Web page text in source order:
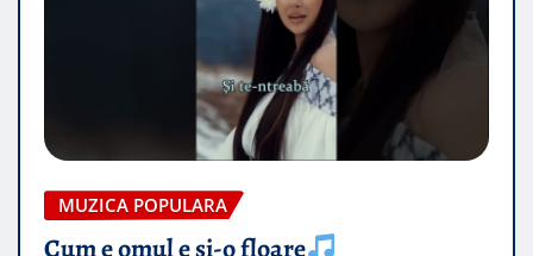
MUZICA POPULARA
Cum e omul e și-o floare